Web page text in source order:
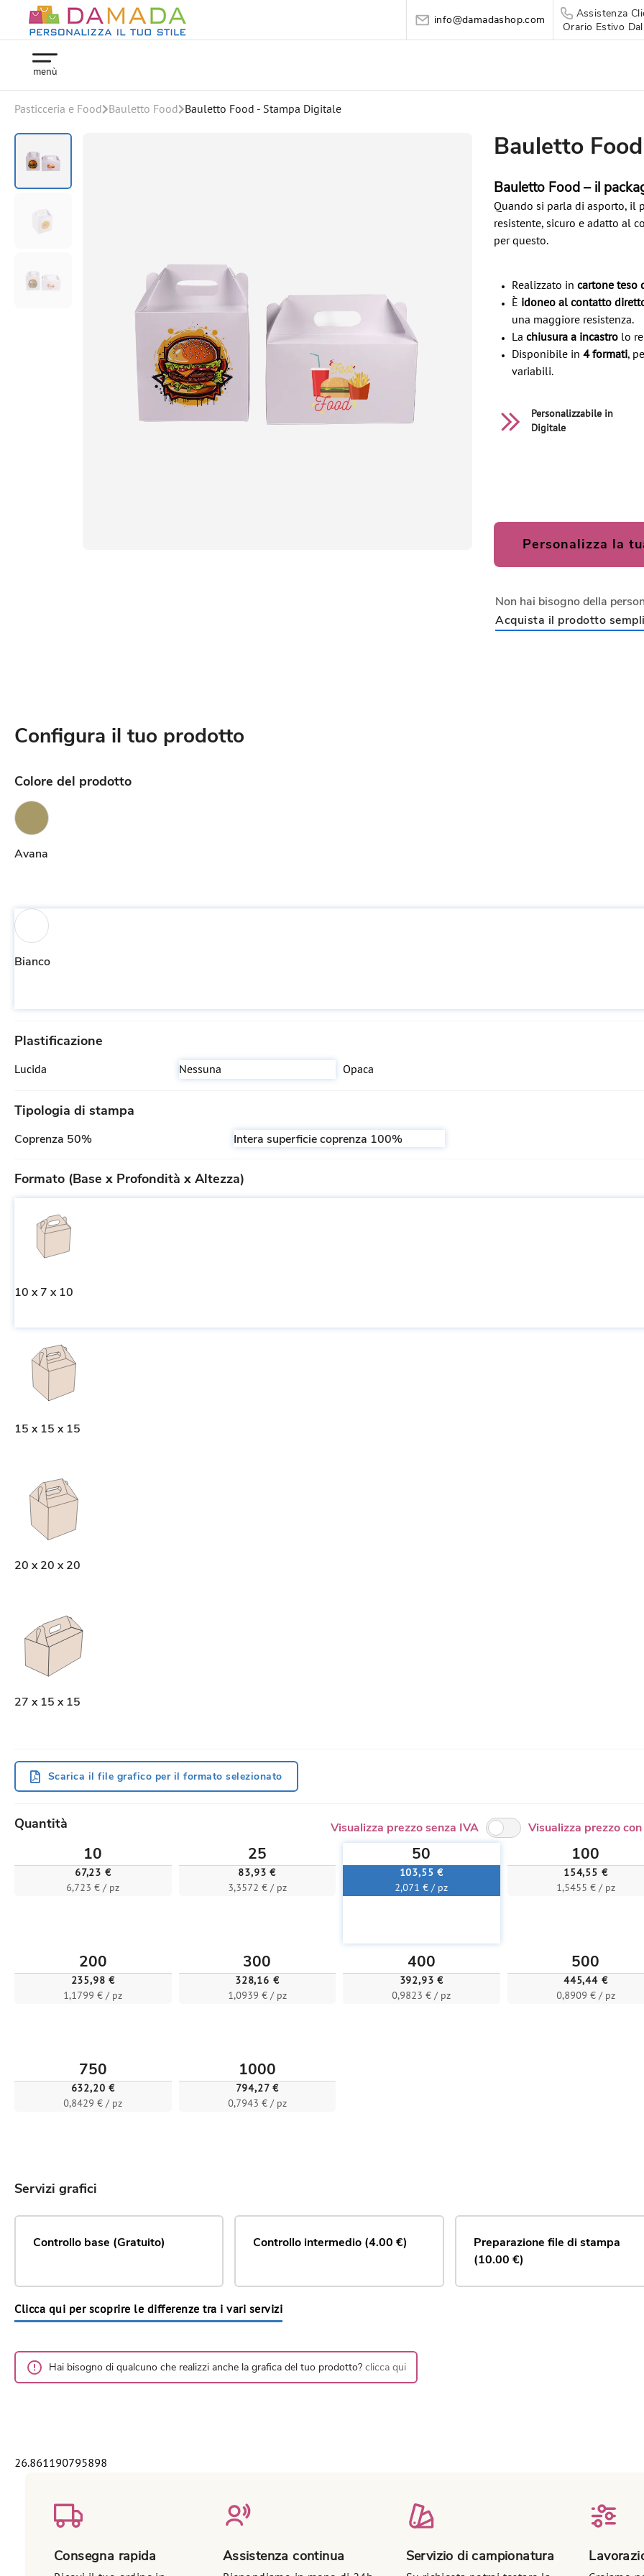
info@damadashop.com
Assistenza
Orario Estivo
menù
Pasticceria e Food Bauletto Food Bauletto Food - Stampa Digitale
Bauletto
Bauletto Food – il
Quando si parla di asporto, il
resistente, sicuro e adatto al
per questo.
Realizzato in cartone teso
È idoneo al contatto
una maggiore resistenza.
La chiusura a incastro lo
Disponibile in 4 formati,
variabili.
Personalizzabile in
Digitale
Personalizza la
Non hai bisogno della
Acquista il prodotto
Configura il tuo prodotto
Colore del prodotto
Avana
Bianco
Plastificazione
Lucida Nessuna Opaca
Tipologia di stampa
Coprenza 50% Intera superficie coprenza 100%
Formato (Base x Profondità x Altezza)
10 x 7 x 10
15 x 15 x 15
20 x 20 x 20
27 x 15 x 15
Scarica il file grafico per il formato selezionato
Quantità Visualizza prezzo senza IVA Visualizza prezzo
10
67,23 €
6,723 € / pz
25
83,93 €
3,3572 € / pz
50
103,55 €
2,071 € / pz
100
154,55 €
1,5455 € / pz
200
235,98 €
1,1799 € / pz
300
328,16 €
1,0939 € / pz
400
392,93 €
0,9823 € / pz
500
445,44 €
0,8909 € / pz
750
632,20 €
0,8429 € / pz
1000
794,27 €
0,7943 € / pz
Servizi grafici
Controllo base (Gratuito) Controllo intermedio (4.00 €)
Preparazione file di stampa
(10.00 €)
Clicca qui per scoprire le differenze tra i vari servizi
Hai bisogno di qualcuno che realizzi anche la grafica del tuo prodotto? clicca qui
26.861190795898
Consegna rapida Assistenza continua Servizio di campionatura